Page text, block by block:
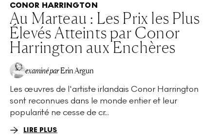
CONOR HARRINGTON
Au Marteau : Les Prix les Plus
Élevés Atteints par Conor
Harrington aux Enchères
EA
examiné par Erin Argun
Les œuvres de l'artiste irlandais Conor Harrington
sont reconnues dans le monde entier et leur
popularité ne cesse de cr...
LIRE PLUS